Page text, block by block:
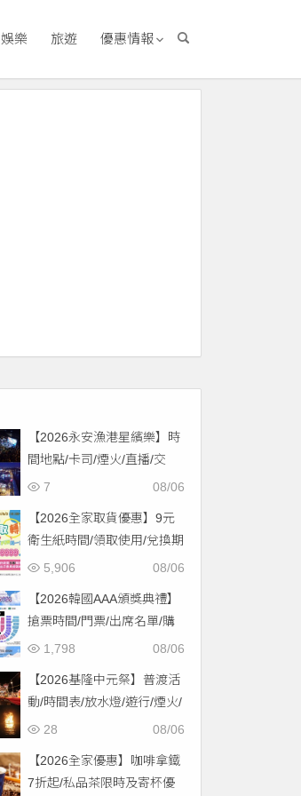
娛樂 旅遊 優惠情報
【2026永安漁港星繽樂】時
間地點/卡司/煙火/直播/交
通，免費入場！
08/06
7
【2026全家取貨優惠】9元
衛生紙時間/領取使用/兌換期
限一次看！
08/06
5,906
【2026韓國AAA頒獎典禮】
搶票時間/門票/出席名單/購
票一次看！
08/06
1,798
【2026基隆中元祭】普渡活
動/時間表/放水燈/遊行/煙火/
交通一次看！
08/06
28
【2026全家優惠】咖啡拿鐵
7折起/私品茶限時及寄杯優